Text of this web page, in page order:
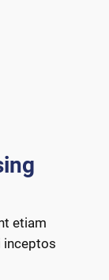
etiam
inceptos